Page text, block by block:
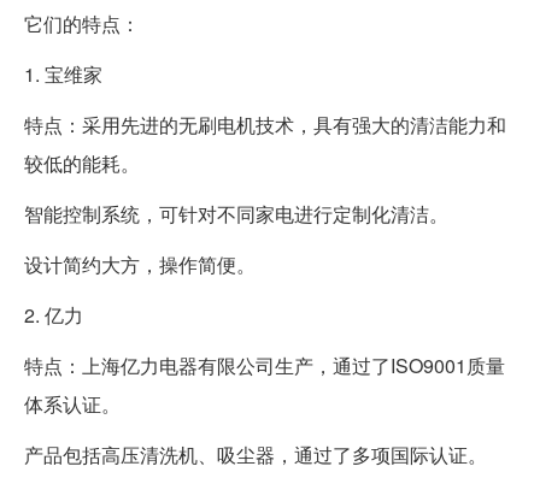
它们的特点：
1. 宝维家
特点：采用先进的无刷电机技术，具有强大的清洁能力和
较低的能耗。
智能控制系统，可针对不同家电进行定制化清洁。
设计简约大方，操作简便。
2. 亿力
特点：上海亿力电器有限公司生产，通过了ISO9001质量
体系认证。
产品包括高压清洗机、吸尘器，通过了多项国际认证。